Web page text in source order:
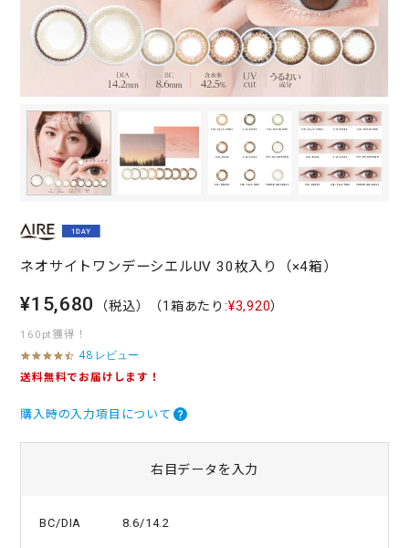
ネオサイトワンデーシエルUV 30枚入り（×4箱）
¥15,680 （税込） （1箱あたり:¥3,920）
160pt獲得！
4
.
t
n
48 レビュー
送料無料でお届けします！
購入時の入力項目について
右目データを入力
BC/DIA 8.6/14.2